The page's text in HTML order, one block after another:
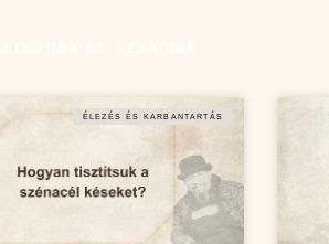
ÉLEZÉS ÉS KARBANTARTÁS